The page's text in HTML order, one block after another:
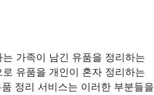
가족이 남긴 유품을 정리하는
유품을 개인이 혼자 정리하는
정리 서비스는 이러한 부분들을